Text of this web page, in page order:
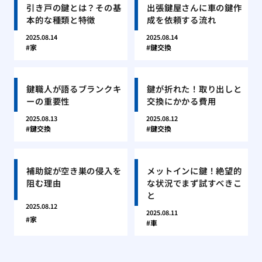
引き戸の鍵とは？その基
本的な種類と特徴
2025.08.14
家
出張鍵屋さんに車の鍵作
成を依頼する流れ
2025.08.14
鍵交換
鍵職人が語るブランクキ
ーの重要性
2025.08.13
鍵交換
鍵が折れた！取り出しと
交換にかかる費用
2025.08.12
鍵交換
補助錠が空き巣の侵入を
阻む理由
2025.08.12
家
メットインに鍵！絶望的
な状況でまず試すべきこ
と
2025.08.11
車